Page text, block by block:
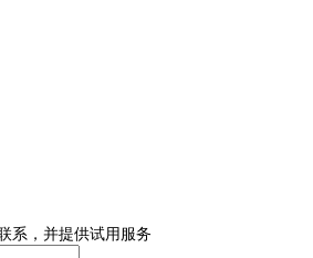
系，并提供试用服务